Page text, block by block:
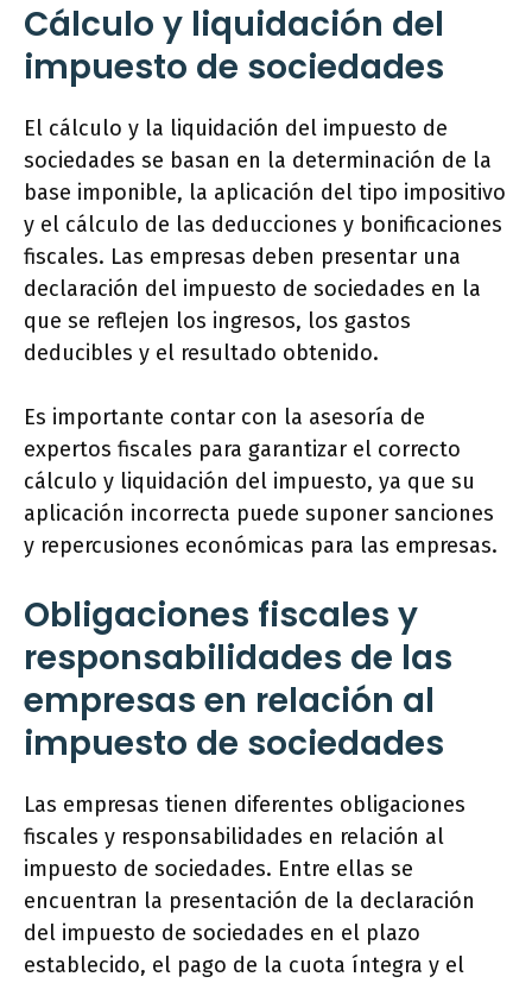
Cálculo y liquidación del
impuesto de sociedades
El cálculo y la liquidación del impuesto de
sociedades se basan en la determinación de la
base imponible, la aplicación del tipo impositivo
y el cálculo de las deducciones y bonificaciones
fiscales. Las empresas deben presentar una
declaración del impuesto de sociedades en la
que se reflejen los ingresos, los gastos
deducibles y el resultado obtenido.
Es importante contar con la asesoría de
expertos fiscales para garantizar el correcto
cálculo y liquidación del impuesto, ya que su
aplicación incorrecta puede suponer sanciones
y repercusiones económicas para las empresas.
Obligaciones fiscales y
responsabilidades de las
empresas en relación al
impuesto de sociedades
Las empresas tienen diferentes obligaciones
fiscales y responsabilidades en relación al
impuesto de sociedades. Entre ellas se
encuentran la presentación de la declaración
del impuesto de sociedades en el plazo
establecido, el pago de la cuota íntegra y el